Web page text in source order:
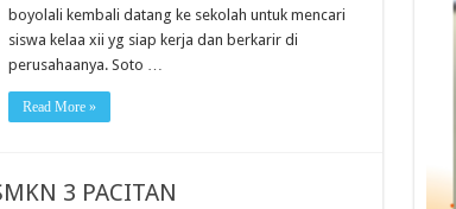
boyolali kembali datang ke sekolah untuk mencari
siswa kelaa xii yg siap kerja dan berkarir di
perusahaanya. Soto …
Read More »
3 PACITAN